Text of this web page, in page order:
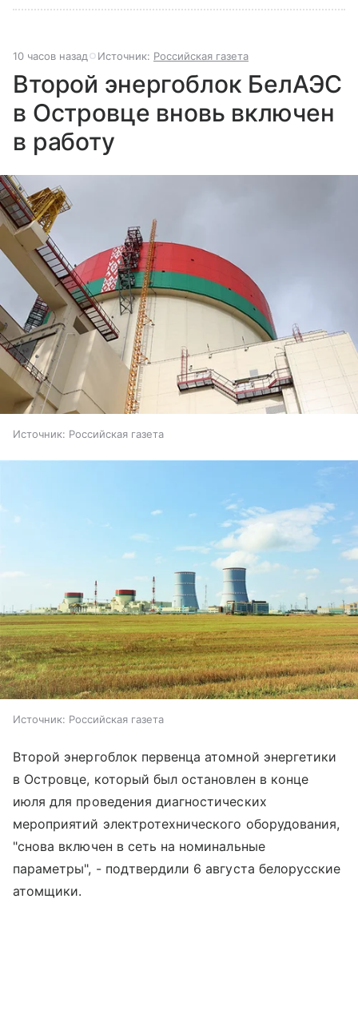
10 часов назад Источник: Российская газета
Второй энергоблок БелАЭС
в Островце вновь включен
в работу
Источник: Российская газета
Источник: Российская газета
Второй энергоблок первенца атомной энергетики
в Островце, который был остановлен в конце
июля для проведения диагностических
мероприятий электротехнического оборудования,
"снова включен в сеть на номинальные
параметры", - подтвердили 6 августа белорусские
атомщики.